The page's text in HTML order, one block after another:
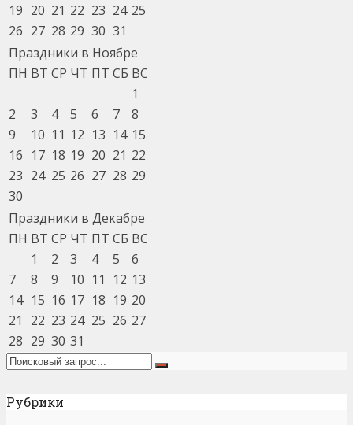
19 20 21 22 23 24 25
26 27 28 29 30 31
Праздники в Ноябре
ПН ВТ СР ЧТ ПТ СБ ВС
1
2
3 4 5 6 7
8
9
10 11 12 13 14 15
16 17 18 19 20 21 22
23 24 25 26 27 28 29
30
Праздники в Декабре
ПН ВТ СР ЧТ ПТ СБ ВС
1
2 3 4 5
6
7
8 9 10 11 12 13
14 15 16 17 18 19 20
21
22 23 24 25 26 27
28 29 30 31
Рубрики